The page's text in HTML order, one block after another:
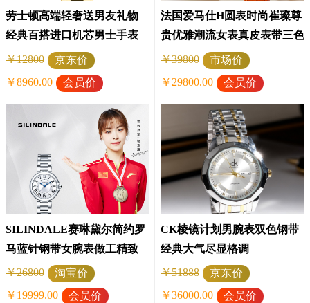
劳士顿高端轻奢送男友礼物
经典百搭进口机芯男士手表
3852
￥12800
京东价
￥8960.00
会员价
法国爱马仕H圆表时尚崔璨尊
贵优雅潮流女表真皮表带三色
可选
￥39800
市场价
￥29800.00
会员价
SILINDALE赛琳黛尔简约罗
马蓝针钢带女腕表做工精致
款式简约时尚
￥26800
淘宝价
￥19999.00
会员价
CK棱镜计划男腕表双色钢带
经典大气尽显格调
￥51888
京东价
￥36000.00
会员价